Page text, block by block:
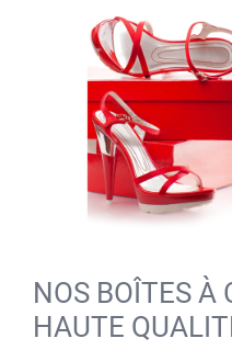
NOS BOÎTES À
HAUTE